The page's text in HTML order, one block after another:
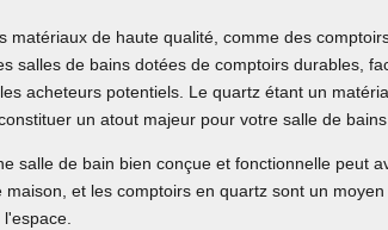
matériaux de haute qualité, comme des
salles de bains dotées de comptoirs durables,
acheteurs potentiels. Le quartz étant un
un atout majeur pour votre salle de
salle de bain bien conçue et fonctionnelle peut
maison, et les comptoirs en quartz sont un